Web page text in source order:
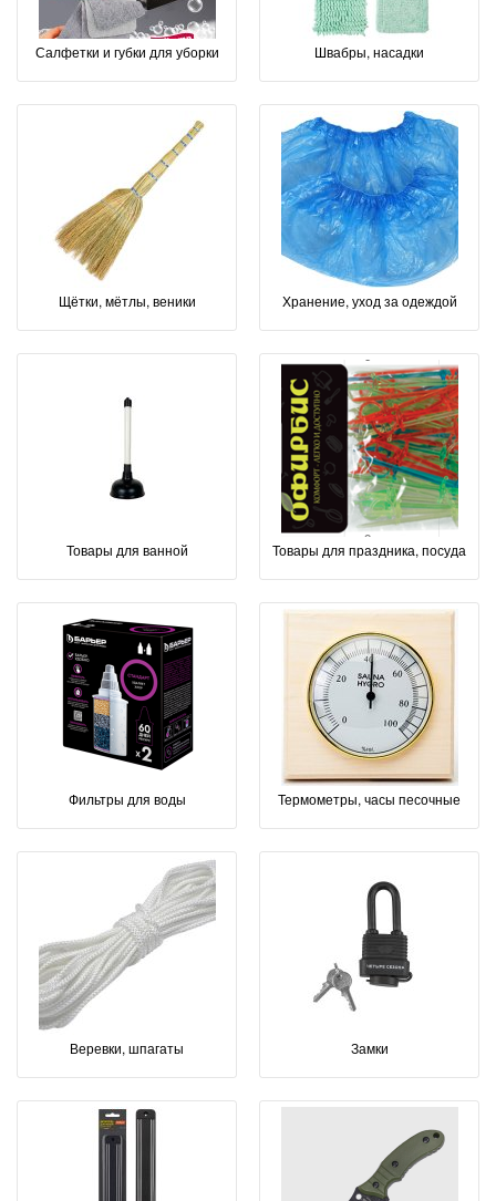
Салфетки и губки для уборки Швабры, насадки
Щётки, мётлы, веники Хранение, уход за одеждой
Товары для ванной Товары для праздника, посуда
Фильтры для воды Термометры, часы песочные
Веревки, шпагаты Замки